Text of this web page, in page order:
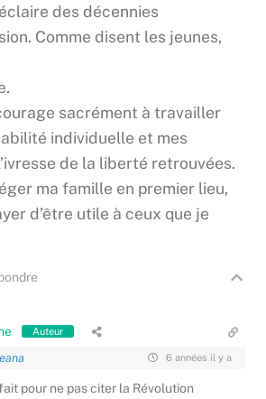
des décennies
Comme disent les jeunes,
sacrément à travailler
individuelle et mes
de la liberté retrouvées.
ma famille en premier lieu,
d’être utile à ceux que je
Auteur
6 années il y a
pour ne pas citer la Révolution